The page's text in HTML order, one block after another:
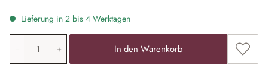
Lieferung in 2 bis 4 Werktagen
Produkt Anzahl: Gib den gewünschten Wert ein oder
In den Warenkorb Zum